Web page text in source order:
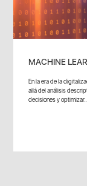
MACHINE
En la era de la
allá del análisis
decisiones y optimizar...